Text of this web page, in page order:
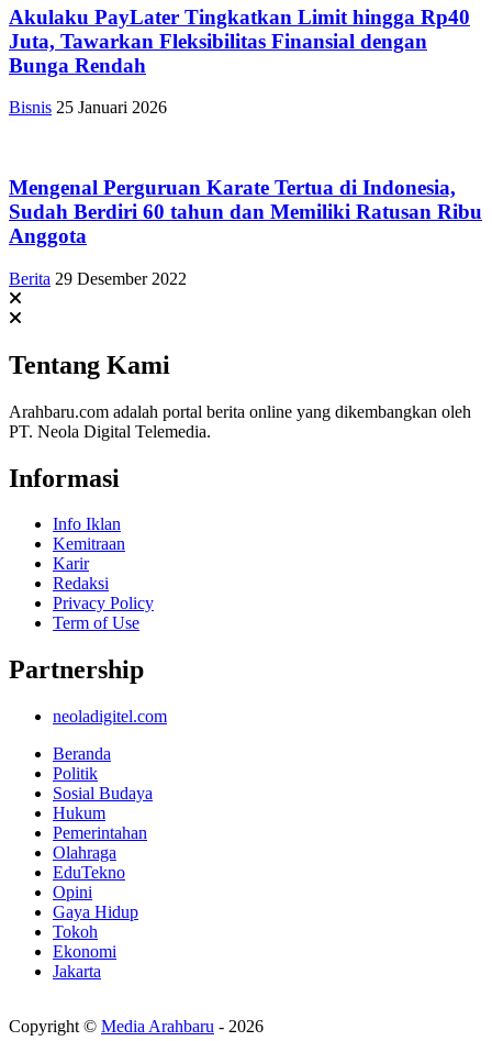
Akulaku PayLater Tingkatkan Limit hingga Rp40
Juta, Tawarkan Fleksibilitas Finansial dengan
Bunga Rendah
Bisnis 25 Januari 2026
Mengenal Perguruan Karate Tertua di Indonesia,
Sudah Berdiri 60 tahun dan Memiliki Ratusan Ribu
Anggota
Berita 29 Desember 2022
Tentang Kami
Arahbaru.com adalah portal berita online yang dikembangkan oleh
PT. Neola Digital Telemedia.
Informasi
Info Iklan
Kemitraan
Karir
Redaksi
Privacy Policy
Term of Use
Partnership
neoladigitel.com
Beranda
Politik
Sosial Budaya
Hukum
Pemerintahan
Olahraga
EduTekno
Opini
Gaya Hidup
Tokoh
Ekonomi
Jakarta
Copyright © Media Arahbaru - 2026